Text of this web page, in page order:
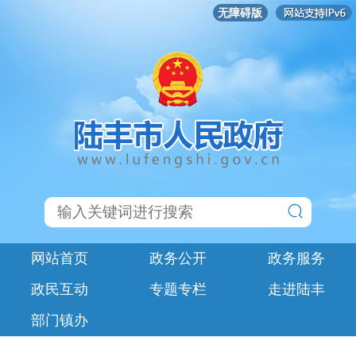
无障碍版
网站首页 政务公开
政务服务
政民互动
专题专栏
走进陆丰
部门镇办